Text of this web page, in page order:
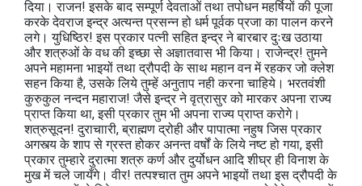
दिया। राजन! इसके बाद सम्पूर्ण देवताओं तथा तपोधन महर्षियों की पूजा
करके देवराज इन्द्र अत्यन्त प्रसन्न हो धर्म पूर्वक प्रजा का पालन करने
लगे। युधिष्ठिर! इस प्रकार पत्नी सहित इन्द्र ने बारबार दुःख उठाया
और शत्रुओं के वध की इच्छा से अज्ञातवास भी किया। राजेन्द्र! तुमने
अपने महामना भाइयों तथा द्रौपदी के साथ महान वन में रहकर जो क्लेश
सहन किया है, उसके लिये तुम्हें अनुताप नही करना चाहिये। भरतवंशी
कुरुकुल नन्दन महाराज! जैसे इन्द्र ने वृत्रासुर को मारकर अपना राज्य
प्राप्त किया था, इसी प्रकार तुम भी अपना राज्य प्राप्त करोगे।
शत्रुसूदन! दुराचाारी, ब्राह्मण द्रोही और पापात्मा नहुष जिस प्रकार
अगस्त्य के शाप से ग्रस्त होकर अनन्त वर्षों के लिये नष्ट हो गया, इसी
प्रकार तुम्हारे दुरात्मा शत्रु कर्ण और दुर्योधन आदि शीघ्र ही विनाश के
मुख में चले जायँगे। वीर! तत्पश्चात तुम अपने भाइयों तथा इस द्रौपदी के